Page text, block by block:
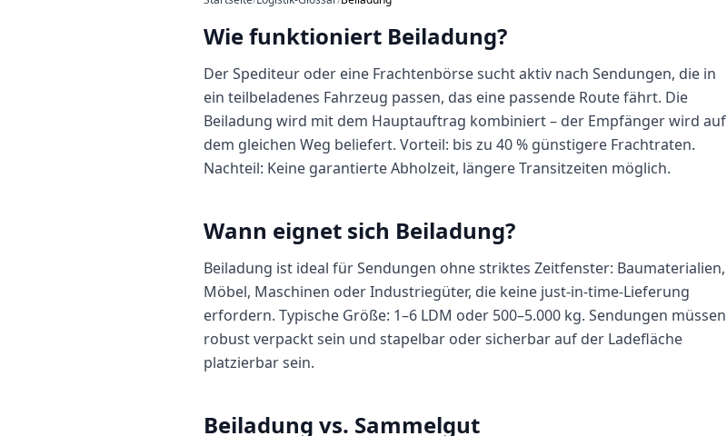
Wie funktioniert Beiladung?
Der Spediteur oder eine Frachtenbörse sucht aktiv nach Sendungen, die in
ein teilbeladenes Fahrzeug passen, das eine passende Route fährt. Die
Beiladung wird mit dem Hauptauftrag kombiniert – der Empfänger wird auf
dem gleichen Weg beliefert. Vorteil: bis zu 40 % günstigere Frachtraten.
Nachteil: Keine garantierte Abholzeit, längere Transitzeiten möglich.
Wann eignet sich Beiladung?
Beiladung ist ideal für Sendungen ohne striktes Zeitfenster: Baumaterialien,
Möbel, Maschinen oder Industriegüter, die keine just-in-time-Lieferung
erfordern. Typische Größe: 1–6 LDM oder 500–5.000 kg. Sendungen müssen
robust verpackt sein und stapelbar oder sicherbar auf der Ladefläche
platzierbar sein.
Beiladung vs. Sammelgut